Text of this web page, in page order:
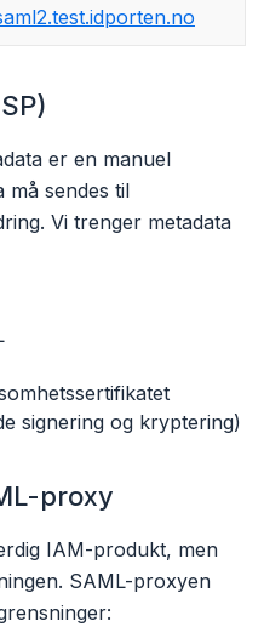
er en manuel
må sendes til
Vi trenger metadata
signering og kryptering)
proxy
IAM-produkt, men
SAML-proxyen